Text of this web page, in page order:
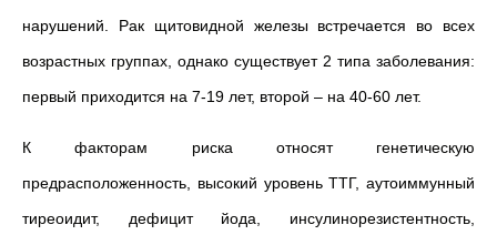
нарушений. Рак щитовидной железы встречается во всех
возрастных группах, однако существует 2 типа заболевания:
первый приходится на 7-19 лет, второй – на 40-60 лет.
К факторам риска относят генетическую
предрасположенность, высокий уровень ТТГ, аутоиммунный
тиреоидит, дефицит йода, инсулинорезистентность,